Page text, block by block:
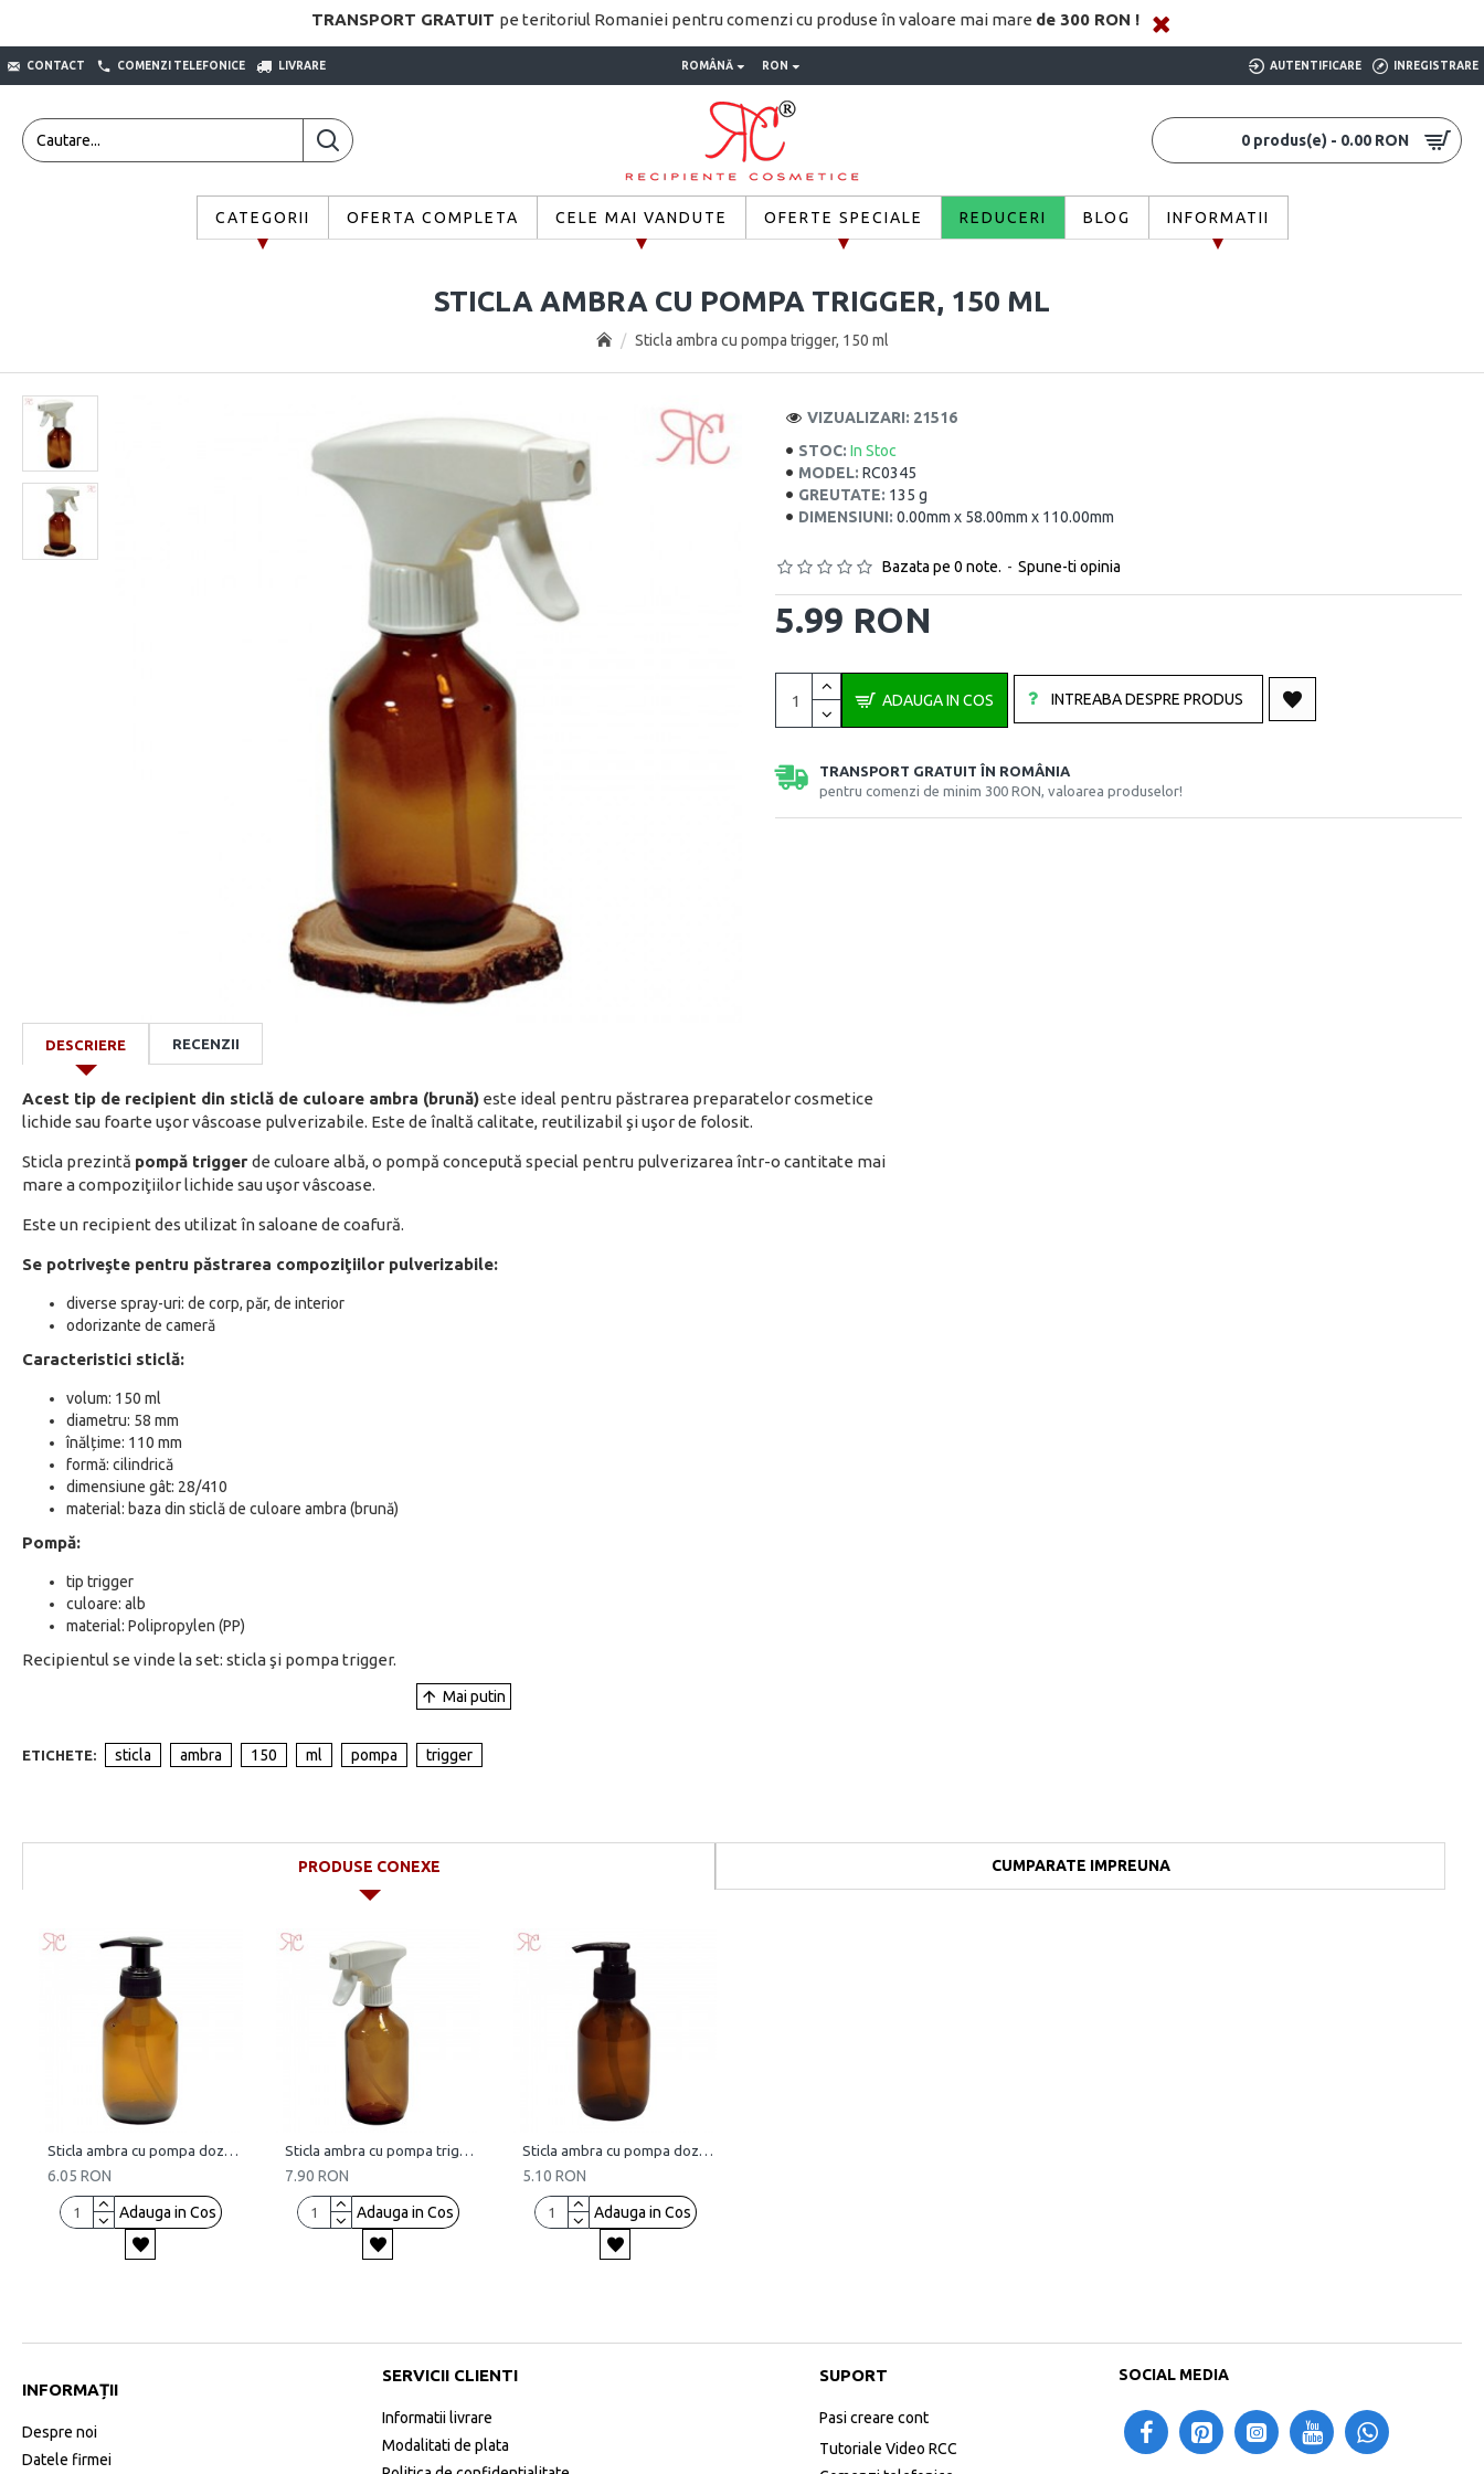
TRANSPORT GRATUIT pe teritoriul Romaniei pentru comenzi cu produse în valoare mai mare de 300 RON !
CONTACT COMENZI TELEFONICE LIVRARE ROMÂNĂ RON AUTENTIFICARE INREGISTRARE
0 produs(e) - 0.00 RON
CATEGORII OFERTA COMPLETA CELE MAI VANDUTE OFERTE SPECIALE REDUCERI BLOG INFORMATII
Sticla ambra cu pompa trigger, 150 ml
STICLA AMBRA CU POMPA TRIGGER, 150 ML
STOC: In Stoc
MODEL: RC0345
GREUTATE: 135 g
DIMENSIUNI: 0.00mm x 58.00mm x 110.00mm
VIZUALIZARI: 21516
Bazata pe 0 note. - Spune-ti opinia
5.99 RON
ADAUGA IN COS INTREABA DESPRE PRODUS
TRANSPORT GRATUIT ÎN ROMÂNIA
pentru comenzi de minim 300 RON, valoarea produselor!
DESCRIERE RECENZII
Acest tip de recipient din sticlă de culoare ambra (brună) este ideal pentru păstrarea preparatelor cosmetice
lichide sau foarte uşor vâscoase pulverizabile. Este de înaltă calitate, reutilizabil şi uşor de folosit.
Sticla prezintă pompă trigger de culoare albă, o pompă concepută special pentru pulverizarea într-o cantitate mai
mare a compoziţiilor lichide sau uşor vâscoase.
Este un recipient des utilizat în saloane de coafură.
Se potriveşte pentru păstrarea compoziţiilor pulverizabile:
diverse spray-uri: de corp, păr, de interior
odorizante de cameră
Caracteristici sticlă:
volum: 150 ml
diametru: 58 mm
înălțime: 110 mm
formă: cilindrică
dimensiune gât: 28/410
material: baza din sticlă de culoare ambra (brună)
Pompă:
tip trigger
culoare: alb
material: Polipropylen (PP)
Recipientul se vinde la set: sticla şi pompa trigger.
ETICHETE: sticla ambra 150 ml pompa trigger
PRODUSE CONEXE CUMPARATE IMPREUNA
Sticla ambra cu pompa dozatoare, 150 ml
6.05 RON
Adauga in Cos
Sticla ambra cu pompa trigger, 250 ml
7.90 RON
Adauga in Cos
Sticla ambra cu pompa dozatoare, 125 ml
5.10 RON
Adauga in Cos
INFORMAȚII
Despre noi
Datele firmei
SERVICII CLIENTI
Informatii livrare
Modalitati de plata
SUPORT
Pasi creare cont
Tutoriale Video RCC
SOCIAL MEDIA